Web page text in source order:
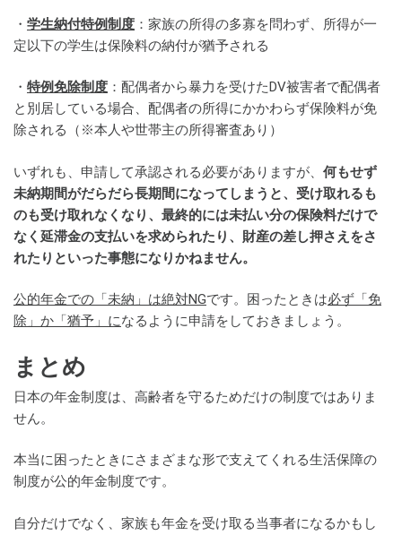
・ 学生納付特例制度 ：家族の所得の多寡を問わず、所得が一
定以下の学生は保険料の納付が猶予される
・ 特例免除制度 ：配偶者から暴力を受けたDV被害者で配偶者
と別居している場合、配偶者の所得にかかわらず保険料が免
除される（※本人や世帯主の所得審査あり）
いずれも、申請して承認される必要がありますが、 何もせず
未納期間がだらだら長期間になってしまうと、受け取れるも
のも受け取れなくなり、最終的には未払い分の保険料だけで
なく延滞金の支払いを求められたり、財産の差し押さえをさ
れたりといった事態になりかねません。
公的年金での「未納」は絶対NGです。困ったときは必ず「免
除」か「猶予」になるように申請をしておきましょう。
まとめ
日本の年金制度は、高齢者を守るためだけの制度ではありま
せん。
本当に困ったときにさまざまな形で支えてくれる生活保障の
制度が公的年金制度です。
自分だけでなく、家族も年金を受け取る当事者になるかもし